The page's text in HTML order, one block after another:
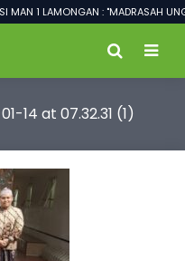
MAN 1 LAMONGAN : "MADRASAH
14 at 07.32.31 (1)